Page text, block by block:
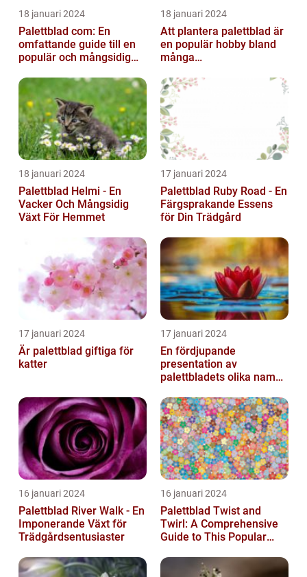
18 januari 2024
Palettblad com: En
omfattande guide till en
populär och mångsidig
18 januari 2024
Att plantera palettblad är
en populär hobby bland
många
kan bidra till att ...
18 januari 2024
Palettblad Helmi - En
Vacker Och Mångsidig
Växt För Hemmet
17 januari 2024
Palettblad Ruby Road - En
Färgsprakande Essens
för Din Trädgård
17 januari 2024
Är palettblad giftiga för
katter
17 januari 2024
En fördjupande
presentation av
palettbladets olika namn
16 januari 2024
Palettblad River Walk - En
Imponerande Växt för
Trädgårdsentusiaster
16 januari 2024
Palettblad Twist and
Twirl: A Comprehensive
Guide to This Popular